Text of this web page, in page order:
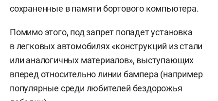
сохраненные в памяти бортового компьютера.
Помимо этого, под запрет попадет установка
в легковых автомобилях «конструкций из стали
или аналогичных материалов», выступающих
вперед относительно линии бампера (например
популярные среди любителей бездорожья